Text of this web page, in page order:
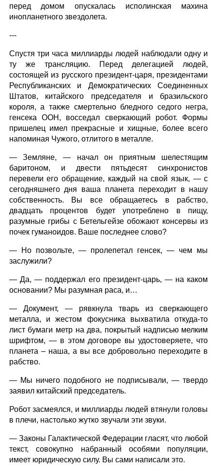
перед домом опускалась исполинская махина
инопланетного звездолета.
---
Спустя три часа миллиарды людей наблюдали одну и
ту же трансляцию. Перед делегацией людей,
состоящей из русского президент-царя, президентами
Республиканских и Демократических Соединенных
Штатов, китайского председателя и бразильского
короля, а также смертельно бледного седого негра,
генсека ООН, восседал сверкающий робот. Формы
пришелец имел прекрасные и хищные, более всего
напоминая Чужого, отлитого в металле.
— Земляне, — начал он приятным шелестящим
баритоном, и двести пятьдесят синхронистов
перевели его обращение, каждый на свой язык, — с
сегодняшнего дня ваша планета переходит в нашу
собственность. Вы все обращаетесь в рабство,
двадцать процентов будет употреблено в пищу,
разумные грибы с Бетельгейзе обожают консервы из
почек гуманоидов. Ваше последнее слово?
— Но позвольте, — пролепетал генсек, — чем мы
заслужили?
— Да, — поддержал его президент-царь, — на каком
основании? Мы разумная раса, и…
— Документ, — рявкнула тварь из сверкающего
металла, и жестом фокусника выхватила откуда-то
лист бумаги метр на два, покрытый надписью мелким
шрифтом, — в этом договоре вы удостоверяете, что
планета – наша, а вы все добровольно переходите в
рабство.
— Мы ничего подобного не подписывали, — твердо
заявил китайский председатель.
Робот засмеялся, и миллиарды людей втянули головы
в плечи, настолько жутко звучали эти звуки.
— Законы Галактической Федерации гласят, что любой
текст, совокупно набранный особями популяции,
имеет юридическую силу. Вы сами написали это.